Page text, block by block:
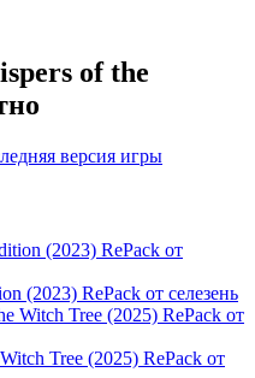
of the
версия игры
(2023) RePack от селезень
Tree (2025) RePack от